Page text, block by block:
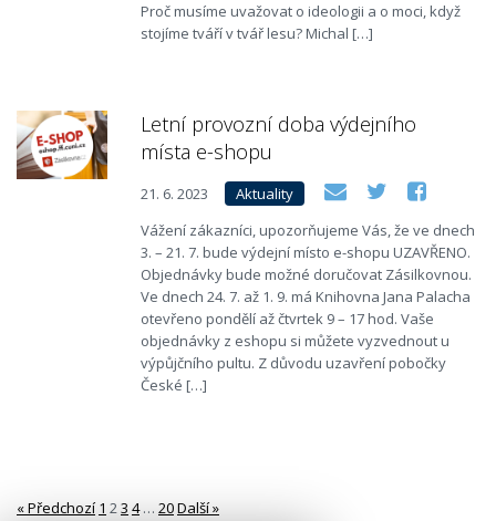
Proč musíme uvažovat o ideologii a o moci, když
stojíme tváří v tvář lesu? Michal […]
Letní provozní doba výdejního
místa e-shopu
21. 6. 2023
Aktuality
Vážení zákazníci, upozorňujeme Vás, že ve dnech
3. – 21. 7. bude výdejní místo e-shopu UZAVŘENO.
Objednávky bude možné doručovat Zásilkovnou.
Ve dnech 24. 7. až 1. 9. má Knihovna Jana Palacha
otevřeno pondělí až čtvrtek 9 – 17 hod. Vaše
objednávky z eshopu si můžete vyzvednout u
výpůjčního pultu. Z důvodu uzavření pobočky
České […]
« Předchozí 1 23 4 … 20Další »